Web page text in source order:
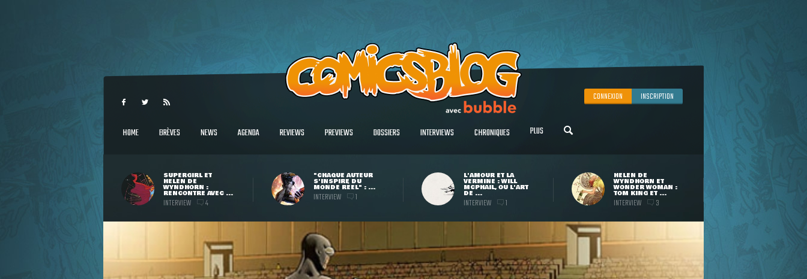
CONNEXION INSCRIPTION
HOME BRÈVES NEWS AGENDA REVIEWS PREVIEWS DOSSIERS INTERVIEWS CHRONIQUES PLUS
SUPERGIRL ET
HELEN DE
WYNDHORN :
RENCONTRE AVEC ...
INTERVIEW 4
"CHAQUE AUTEUR
S'INSPIRE DU
MONDE RÉEL" : ...
INTERVIEW 1
L'AMOUR ET LA
VERMINE : WILL
MCPHAIL, OU L'ART
DE ...
INTERVIEW 1
HELEN DE
WYNDHORN ET
WONDER WOMAN :
TOM KING ET ...
INTERVIEW 3